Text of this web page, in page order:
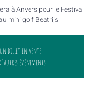
à Anvers pour le Festival
mini golf Beatrijs
billet en vente
événements